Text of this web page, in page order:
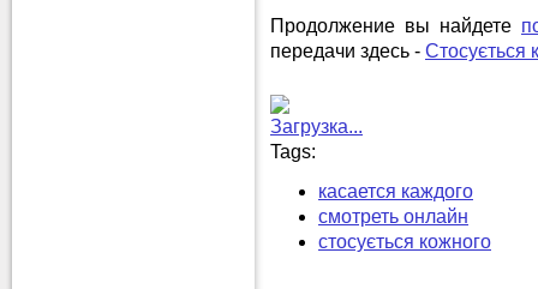
Продолжение вы найдете
передачи здесь - Стосується
Загрузка...
Tags:
касается каждого
смотреть онлайн
стосується кожного